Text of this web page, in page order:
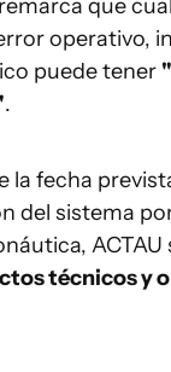
que
operativo,
puede tener
.
la fecha
del sistema
ACTAU
técnicos y